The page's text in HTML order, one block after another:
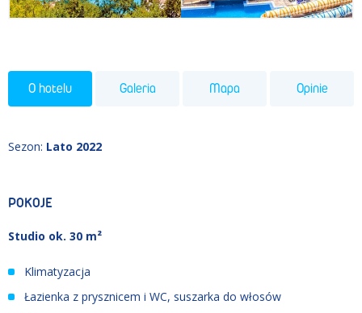
O hotelu Galeria Mapa Opinie
Sezon: Lato 2022
POKOJE
Studio ok. 30 m²
Klimatyzacja
Łazienka z prysznicem i WC, suszarka do włosów